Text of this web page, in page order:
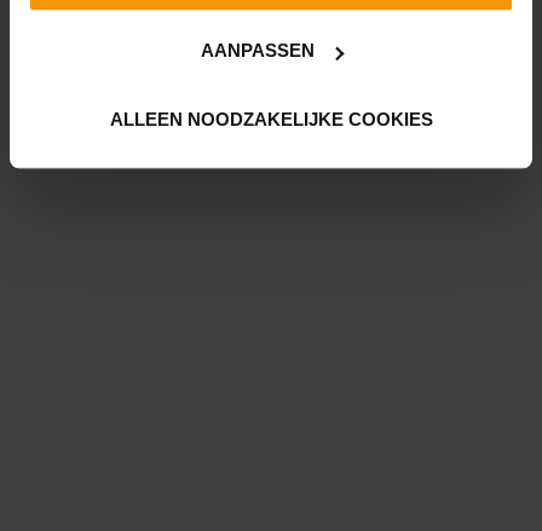
AANPASSEN
ALLEEN NOODZAKELIJKE COOKIES